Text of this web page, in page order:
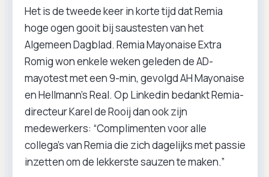
Het is de tweede keer in korte tijd dat Remia
hoge ogen gooit bij saustesten van het
Algemeen Dagblad. Remia Mayonaise Extra
Romig won enkele weken geleden de AD-
mayotest met een 9-min, gevolgd AH Mayonaise
en Hellmann’s Real. Op Linkedin bedankt Remia-
directeur Karel de Rooij dan ook zijn
medewerkers: “Complimenten voor alle
collega's van Remia die zich dagelijks met passie
inzetten om de lekkerste sauzen te maken.”